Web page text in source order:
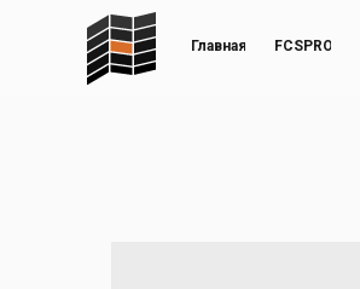
Главная FCSPRO